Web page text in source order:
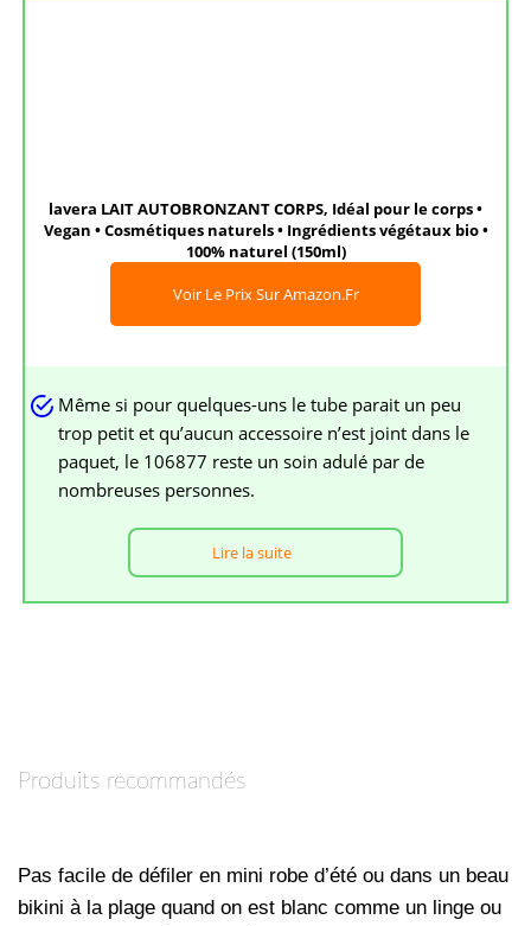
lavera LAIT AUTOBRONZANT CORPS, Idéal pour le corps •
Vegan • Cosmétiques naturels • Ingrédients végétaux bio •
100% naturel (150ml)
Voir Le Prix Sur Amazon.fr
Même si pour quelques-uns le tube parait un peu
trop petit et qu’aucun accessoire n’est joint dans le
paquet, le 106877 reste un soin adulé par de
nombreuses personnes.
Lire la suite
Produits recommandés
Pas facile de défiler en mini robe d’été ou dans un beau
bikini à la plage quand on est blanc comme un linge ou